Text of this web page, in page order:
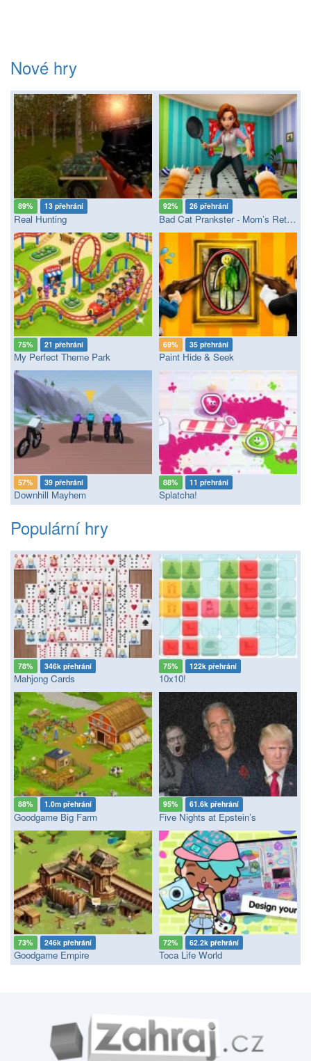
Nové hry
89% 13 přehrání
Real Hunting
92% 26 přehrání
Bad Cat Prankster - Mom’s Return
75% 21 přehrání
My Perfect Theme Park
69% 35 přehrání
Paint Hide & Seek
57% 39 přehrání
Downhill Mayhem
88% 11 přehrání
Splatcha!
Populární hry
78% 346k přehrání
Mahjong Cards
75% 122k přehrání
10x10!
88% 1.0m přehrání
Goodgame Big Farm
95% 61.6k přehrání
Five Nights at Epstein’s
73% 246k přehrání
Goodgame Empire
72% 62.2k přehrání
Toca Life World